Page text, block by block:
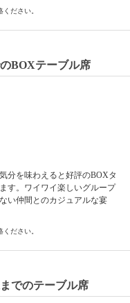
ださい。
BOXテーブル席
分を味わえると好評のBOXタ
す。ワイワイ楽しいグループ
い仲間とのカジュアルな宴
ださい。
でのテーブル席